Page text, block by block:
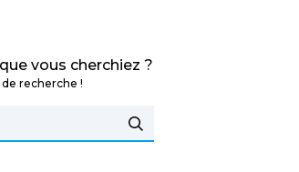
vous cherchiez ?
recherche !